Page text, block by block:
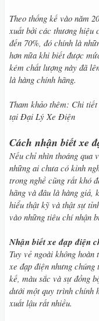
Theo thống kế vào năm
xuất bởi các thương hiệu
đến 70%, đó chính là
hơn nữa khi biết được
kém chất lượng này đã
là hàng chính hãng.
Tham khảo thêm: Chi
tại Đại Lý Xe Điện
Cách nhận biết xe
Nếu chỉ nhìn thoáng qua
những ai chưa có kinh
trong nghề cũng rất khó
hãng và đâu là hàng giả,
hiểu thật kỹ và thật sự
vào những tiêu chí nhận
Nhận biết xe đạp điện
Tuy vẻ ngoài không
xe đạp điện nhưng
kế, màu sắc và sự đồng
dưới một quy trình chính
xuất lậu rất nhiều.